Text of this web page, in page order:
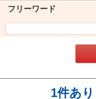
フリーワード
1件あり